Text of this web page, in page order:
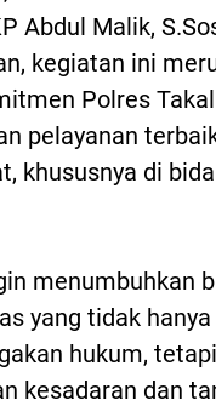
Abdul Malik,
kegiatan ini
Polres
pelayanan
khususnya di
menumbuhkan
yang tidak
hukum,
kesadaran dan